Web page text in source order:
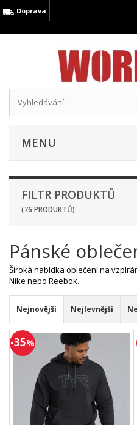
Doprava
MENU
FILTR PRODUKTŮ
(76 PRODUKTŮ)
Pánské
Široká nabídka oblečení na
Nike nebo Reebok.
Nejnovější Nejlevnější
-35%